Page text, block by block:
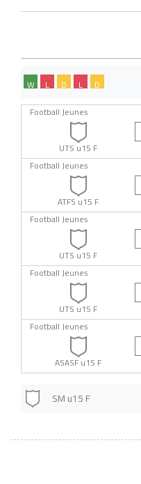
D
L
D
L
W
Football Jeunes
UTS u15 F
Football Jeunes
ATFS u15 F
Football Jeunes
UTS u15 F
Football Jeunes
UTS u15 F
Football Jeunes
ASASF u15 F
SM u15 F